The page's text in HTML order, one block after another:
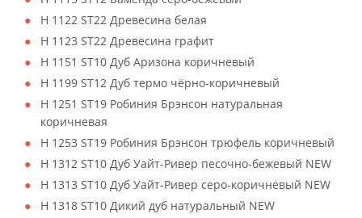
H 1122 ST22 Древесина белая
H 1123 ST22 Древесина графит
H 1151 ST10 Дуб Аризона коричневый
H 1199 ST12 Дуб термо чёрно-коричневый
H 1251 ST19 Робиния Брэнсон натуральная
коричневая
H 1253 ST19 Робиния Брэнсон трюфель коричневый
H 1312 ST10 Дуб Уайт-Ривер песочно-бежевый NEW
H 1313 ST10 Дуб Уайт-Ривер серо-коричневый NEW
H 1318 ST10 Дикий дуб натуральный NEW